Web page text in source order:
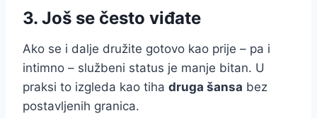
3. Još se često viđate
Ako se i dalje družite gotovo kao prije – pa i
intimno – službeni status je manje bitan. U
praksi to izgleda kao tiha druga šansa bez
postavljenih granica.